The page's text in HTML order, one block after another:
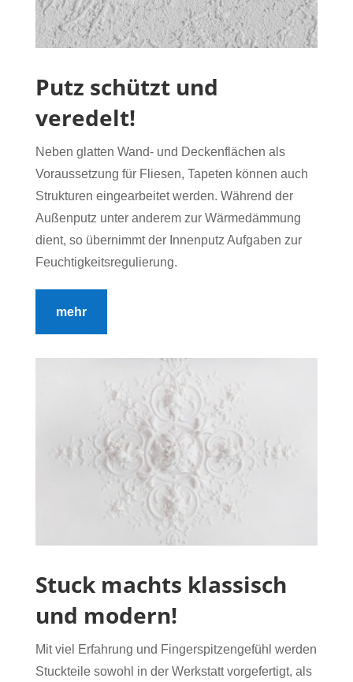
Putz schützt und
veredelt!
Neben glatten Wand- und Deckenflächen als
Voraussetzung für Fliesen, Tapeten können auch
Strukturen eingearbeitet werden. Während der
Außenputz unter anderem zur Wärmedämmung
dient, so übernimmt der Innenputz Aufgaben zur
Feuchtigkeitsregulierung.
mehr
Stuck machts klassisch
und modern!
Mit viel Erfahrung und Fingerspitzengefühl werden
Stuckteile sowohl in der Werkstatt vorgefertigt, als